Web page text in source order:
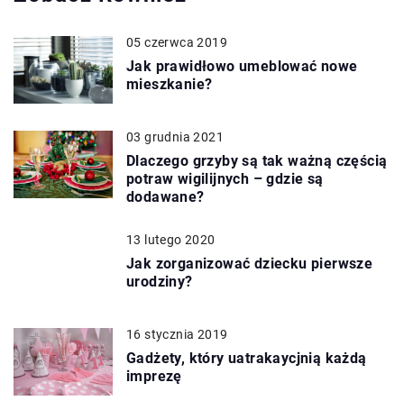
05 czerwca 2019
Jak prawidłowo umeblować nowe
mieszkanie?
03 grudnia 2021
Dlaczego grzyby są tak ważną częścią
potraw wigilijnych – gdzie są
dodawane?
13 lutego 2020
Jak zorganizować dziecku pierwsze
urodziny?
16 stycznia 2019
Gadżety, który uatrakaycjnią każdą
imprezę